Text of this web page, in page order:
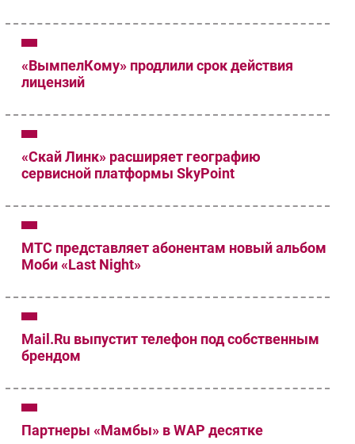
РАЗДЕЛЫ
Новости
Проекты
«ВымпелКому» продлили срок действия
лицензий
«Скай Линк» расширяет географию
сервисной платформы SkyPoint
МТС представляет абонентам новый альбом
Моби «Last Night»
Mail.Ru выпустит телефон под собственным
брендом
Партнеры «Мамбы» в WAP десятке